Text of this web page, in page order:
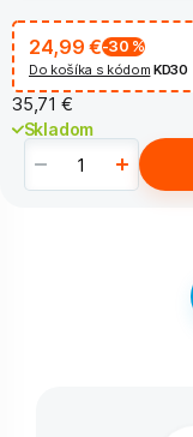
24,99 €-30 %
Do košíka s kódom KD30
35,71 €
Skladom